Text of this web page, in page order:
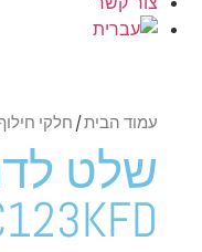
עמוד הבית/ חלקי
שלט